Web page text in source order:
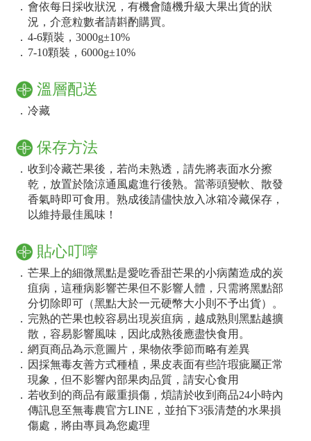
． 會依每日採收狀況，有機會隨機升級大果出貨的狀
況，介意粒數者請斟酌購買。
． 4-6顆裝，3000g±10%
． 7-10顆裝，6000g±10%
溫層配送
． 冷藏
保存方法
． 收到冷藏芒果後，若尚未熟透，請先將表面水分擦
乾，放置於陰涼通風處進行後熟。當蒂頭變軟、散發
香氣時即可食用。熟成後請儘快放入冰箱冷藏保存，
以維持最佳風味！
貼心叮嚀
． 芒果上的細微黑點是愛吃香甜芒果的小病菌造成的炭
疽病，這種病影響芒果但不影響人體，只需將黑點部
分切除即可（黑點大於一元硬幣大小則不予出貨）。
． 完熟的芒果也較容易出現炭疽病，越成熟則黑點越擴
散，容易影響風味，因此成熟後應盡快食用。
． 網頁商品為示意圖片，果物依季節而略有差異
． 因採無毒友善方式種植，果皮表面有些許瑕疵屬正常
現象，但不影響內部果肉品質，請安心食用
． 若收到的商品有嚴重損傷，煩請於收到商品24小時內
傳訊息至無毒農官方LINE，並拍下3張清楚的水果損
傷處，將由專員為您處理